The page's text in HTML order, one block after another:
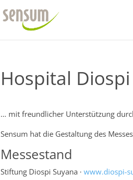
Hospital Diospi
… mit freundlicher Unterstützung
Sensum hat die Gestaltung des
Messestand
Stiftung Diospi Suyana ·www.diospi-